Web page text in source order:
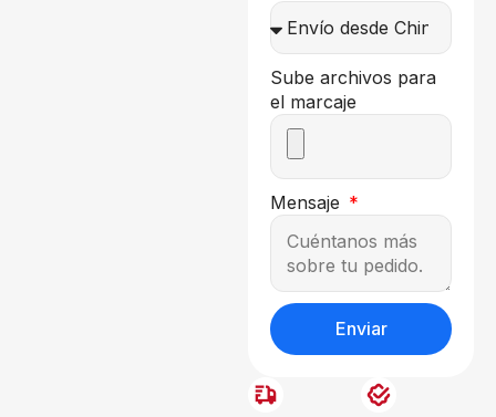
Sube archivos para
el marcaje
Mensaje
Enviar